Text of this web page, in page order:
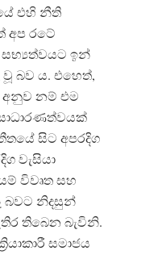
එහි නීති
අප රටේ
සභ්‍යත්වයට ඉන්
බව ය. එහෙත්,
නම් එම
සිට අපරදිග
වැසියා
විවෘත සහ
බවට නිදසුන්
තිබෙන බැවිනි.
සමාජය